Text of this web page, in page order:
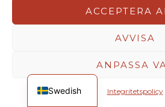
ACCEPTERA
AVVISA
ANPASSA
Integritetspolicy
Swedish